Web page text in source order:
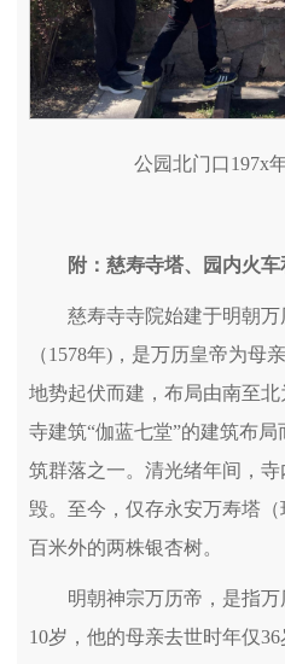
公园北门口197x
附：慈寿寺塔、园内火
慈寿寺寺院始建于明朝
（1578年)，是万历皇帝为母
地势起伏而建，布局由南至
寺建筑“伽蓝七堂”的建筑布
筑群落之一。清光绪年间，
毁。至今，仅存永安万寿塔
百米外的两株银杏树。
明朝神宗万历帝，是指
10岁，他的母亲去世时年仅